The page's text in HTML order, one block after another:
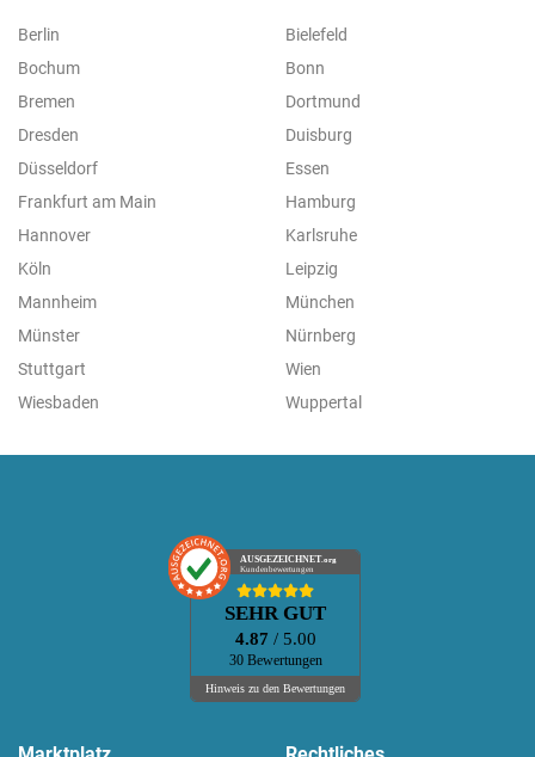
Berlin
Bielefeld
Bochum
Bonn
Bremen
Dortmund
Dresden
Duisburg
Düsseldorf
Essen
Frankfurt am Main
Hamburg
Hannover
Karlsruhe
Köln
Leipzig
Mannheim
München
Münster
Nürnberg
Stuttgart
Wien
Wiesbaden
Wuppertal
AUSGEZEICHNET.org
Kundenbewertungen
SEHR GUT
4.87 / 5.00
30 Bewertungen
Hinweis zu den Bewertungen